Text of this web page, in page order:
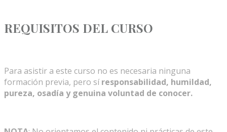
REQUISITOS DEL CURSO
Para asistir a este curso no es necesaria ninguna
formación previa, pero síresponsabilidad, humildad,
pureza, osadía y genuina voluntad de conocer.